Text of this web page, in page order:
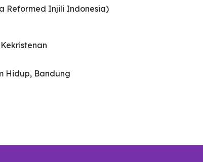
Reformed Injili Indonesia)
Hidup, Bandung